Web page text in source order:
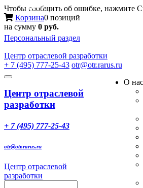
Чтобы сообщить об ошибке, нажмите
Корзина0 позиций
на сумму 0 руб.
Персональный раздел
Центр отраслевой разработки
+ 7 (495) 777-25-43 otr@otr.rarus.ru
Toggle
Меню
Центр отраслевой
разработки
+ 7 (495) 777-25-43
otr@otr.rarus.ru
Центр отраслевой
разработки
О нас